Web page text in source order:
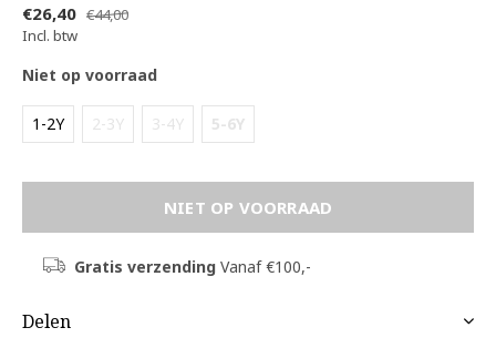
€26,40 €44,00
Incl. btw
Niet op voorraad
1-2Y 2-3Y 3-4Y 5-6Y
NIET OP VOORRAAD
Gratis verzendingVanaf €100,-
Delen